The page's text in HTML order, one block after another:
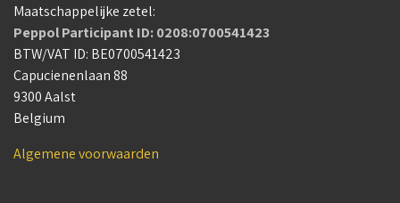
Maatschappelijke zetel:
Peppol Participant ID: 0208:0700541423
BTW/VAT ID: BE0700541423
Capucienenlaan 88
9300 Aalst
Belgium
Algemene voorwaarden